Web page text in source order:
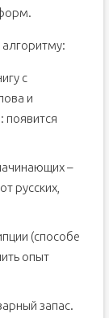
алгоритму:
с
и
появится
–
русских,
(способе
опыт
запас.